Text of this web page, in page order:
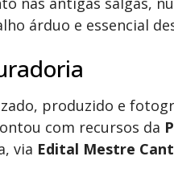
árduo e essencial
produzido e
com recursos da
via Edital Mestre